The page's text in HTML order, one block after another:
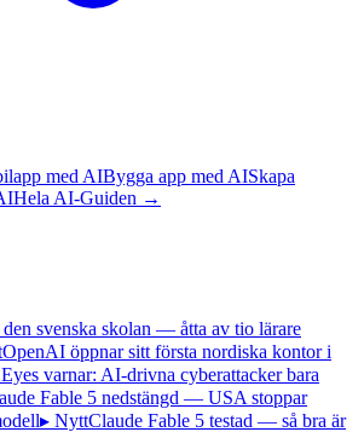
med AIBygga app med AISkapa
Hela AI-Guiden →
svenska skolan — åtta av tio lärare
OpenAI öppnar sitt första nordiska kontor i
varnar: AI-drivna cyberattacker bara
Fable 5 nedstängd — USA stoppar
▸ NyttClaude Fable 5 testad — så bra är